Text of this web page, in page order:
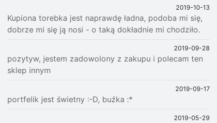
2019-10-13
Kupiona torebka jest naprawdę ładna, podoba mi się,
dobrze mi się ją nosi - o taką dokładnie mi chodziło.
2019-09-28
pozytyw, jestem zadowolony z zakupu i polecam ten
sklep innym
2019-09-17
portfelik jest świetny :-D, buźka :*
2019-05-29